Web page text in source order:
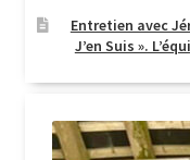
Entretien avec
J’en Suis ».